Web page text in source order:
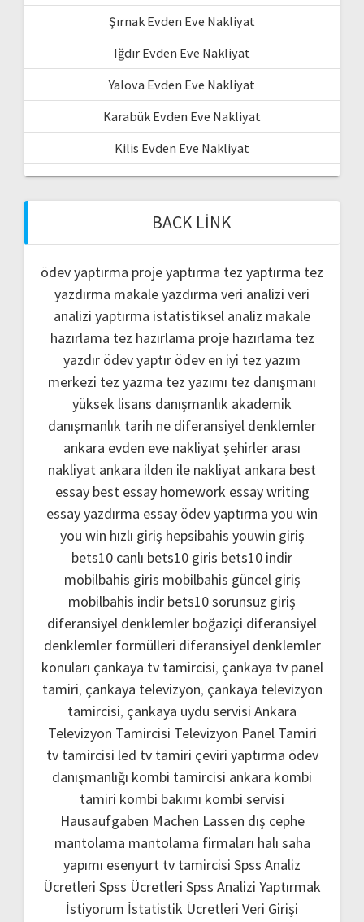
Şırnak Evden Eve Nakliyat
Iğdır Evden Eve Nakliyat
Yalova Evden Eve Nakliyat
Karabük Evden Eve Nakliyat
Kilis Evden Eve Nakliyat
BACK LINK
ödev yaptırma proje yaptırma tez yaptırma tez
yazdırma makale yazdırma veri analizi veri
analizi yaptırma istatistiksel analiz makale
hazırlama tez hazırlama proje hazırlama tez
yazdır ödev yaptır ödev en iyi tez yazım
merkezi tez yazma tez yazımı tez danışmanı
yüksek lisans danışmanlık akademik
danışmanlık tarih ne diferansiyel denklemler
ankara evden eve nakliyat şehirler arası
nakliyat ankara ilden ile nakliyat ankara best
essay best essay homework essay writing
essay yazdırma essay ödev yaptırma you win
you win hızlı giriş hepsibahis youwin giriş
bets10 canlı bets10 giris bets10 indir
mobilbahis giris mobilbahis güncel giriş
mobilbahis indir bets10 sorunsuz giriş
diferansiyel denklemler boğaziçi diferansiyel
denklemler formülleri diferansiyel denklemler
konuları çankaya tv tamircisi, çankaya tv panel
tamiri, çankaya televizyon, çankaya televizyon
tamircisi, çankaya uydu servisi Ankara
Televizyon Tamircisi Televizyon Panel Tamiri
tv tamircisi led tv tamiri çeviri yaptırma ödev
danışmanlığı kombi tamircisi ankara kombi
tamiri kombi bakımı kombi servisi
Hausaufgaben Machen Lassen dış cephe
mantolama mantolama firmaları halı saha
yapımı esenyurt tv tamircisi Spss Analiz
Ücretleri Spss Ücretleri Spss Analizi Yaptırmak
İstiyorum İstatistik Ücretleri Veri Girişi